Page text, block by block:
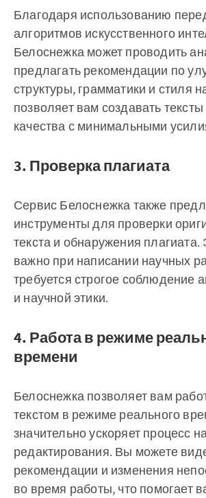
Благодаря использованию
алгоритмов искусственного
Белоснежка может проводить
предлагать рекомендации по
структуры, грамматики и стиля
позволяет вам создавать
качества с минимальными
3. Проверка плагиата
Сервис Белоснежка также
инструменты для проверки
текста и обнаружения плагиата.
важно при написании научных
требуется строгое соблюдение
и научной этики.
4. Работа в режиме
времени
Белоснежка позволяет вам
текстом в режиме реального
значительно ускоряет процесс
редактирования. Вы можете
рекомендации и изменения
во время работы, что помогает